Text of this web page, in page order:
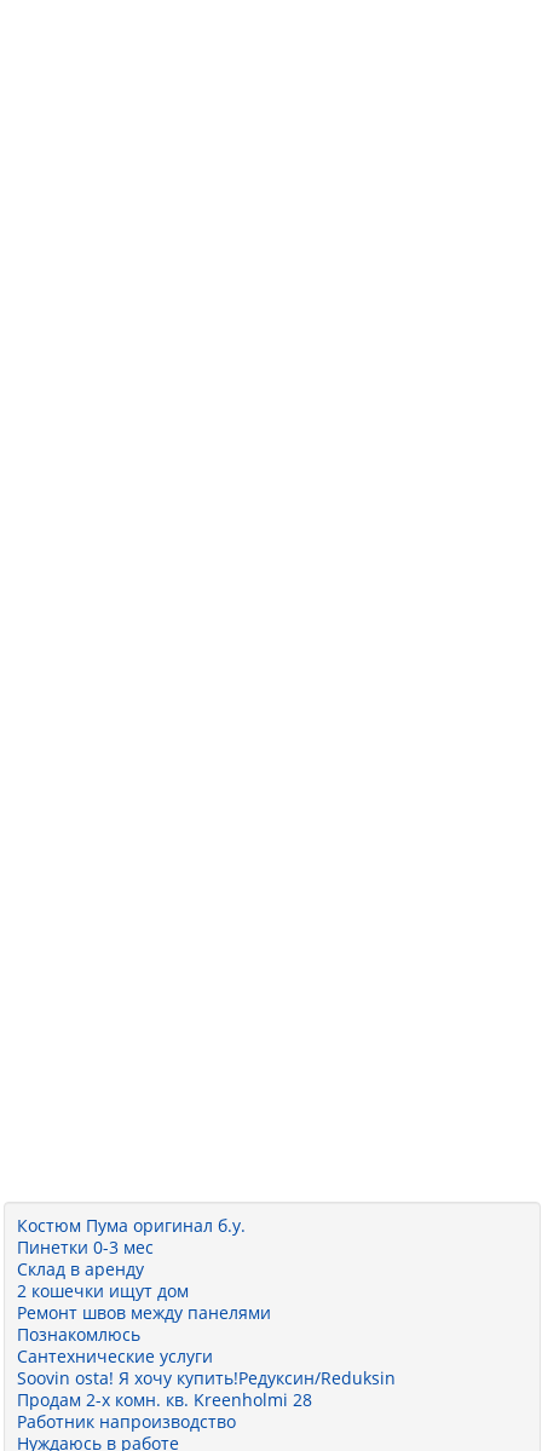
Костюм Пума оригинал б.у.
Пинетки 0-3 мес
Склад в аренду
2 кошечки ищут дом
Ремонт швов между панелями
Познакомлюсь
Сантехнические услуги
Soovin osta! Я хочу купить!Редуксин/Reduksin
Продам 2-х комн. кв. Kreenholmi 28
Работник напроизводство
Нуждаюсь в работе